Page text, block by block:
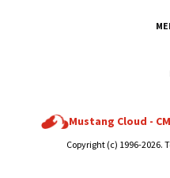
Mustang Cloud -
Copyright (c) 1996-2026.